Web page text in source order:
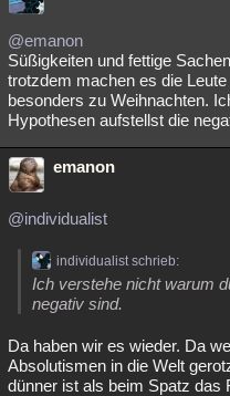
@emanon
Süßigkeiten und fettige
trotzdem machen es die
besonders zu Weihnachten.
Hypothesen aufstellst die
emanon
@individualist
individualist schrieb:
Ich verstehe nicht warum
negativ sind.
Da haben wir es wieder. Da
Absolutismen in die Welt
dünner ist als beim Spatz das